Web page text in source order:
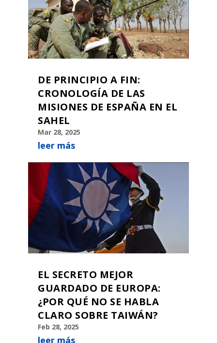
DE PRINCIPIO A FIN:
CRONOLOGÍA DE LAS
MISIONES DE ESPAÑA EN EL
SAHEL
Mar 28, 2025
leer más
EL SECRETO MEJOR
GUARDADO DE EUROPA:
¿POR QUÉ NO SE HABLA
CLARO SOBRE TAIWÁN?
Feb 28, 2025
leer más